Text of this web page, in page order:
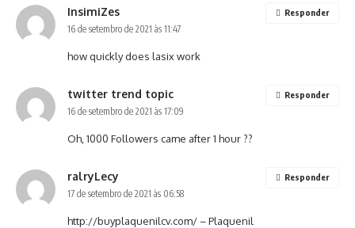
InsimiZes
16 de setembro de 2021 às 11:47
how quickly does lasix work
Responder
twitter trend topic
16 de setembro de 2021 às 17:09
Oh, 1000 Followers came after 1 hour ??
Responder
ralryLecy
17 de setembro de 2021 às 06:58
http://buyplaquenilcv.com/– Plaquenil
Responder